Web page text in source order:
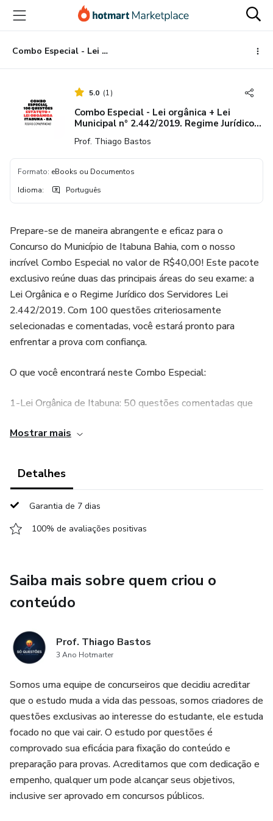
para
conteúdo
principal
para
pagamento
para
rodapé
Combo Especial - Lei orgânica + Lei Municipal nº 2.442/2019. Regime Jurídico dos Servidores - ITABUNA - BA
5.0 (1)
Combo Especial - Lei orgânica + Lei
Municipal nº 2.442/2019. Regime Jurídico
Prof. Thiago Bastos
Formato: eBooks ou Documentos
Idioma: Português
Prepare-se de maneira abrangente e eficaz para o
Concurso do Município de Itabuna Bahia, com o nosso
incrível Combo Especial no valor de R$40,00! Este pacote
exclusivo reúne duas das principais áreas do seu exame: a
Lei Orgânica e o Regime Jurídico dos Servidores Lei
2.442/2019. Com 100 questões criteriosamente
selecionadas e comentadas, você estará pronto para
enfrentar a prova com confiança.
O que você encontrará neste Combo Especial:
1-Lei Orgânica de Itabuna: 50 questões comentadas que
funcionamento do município. Entenda as atribuições do
outras disposições importantes.
Servidores: Mais 50 questões comentadas, focadas nas
regulamentações específicas que norteiam a atuação dos
cargos, os direitos e deveres dos servidores, entre outros
tópicos essenciais.
Preparação Completa: Cobrindo tanto a Lei Orgânica
oferece uma visão completa das normas que regem o
Concurso de Itabuna.
Comentários Detalhados: Cada questão é acompanhada
por um comentário minucioso, explicando conceitos-chave
e fornecendo insights cruciais para a sua compreensão.
Flexibilidade para Todos os Cargos: O conteúdo do combo
Mostrar mais
Detalhes
Garantia de 7 dias
100% de avaliações positivas
Saiba mais sobre quem criou o
conteúdo
Prof. Thiago Bastos
3 Ano Hotmarter
Somos uma equipe de concurseiros que decidiu acreditar
que o estudo muda a vida das pessoas, somos criadores de
questões exclusivas ao interesse do estudante, ele estuda
focado no que vai cair. O estudo por questões é
comprovado sua eficácia para fixação do conteúdo e
preparação para provas. Acreditamos que com dedicação e
empenho, qualquer um pode alcançar seus objetivos,
inclusive ser aprovado em concursos públicos.